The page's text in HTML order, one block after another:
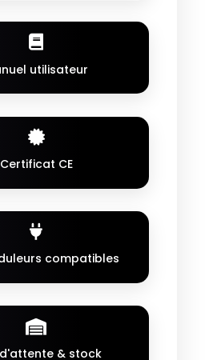
utilisateur
Certificat CE
compatibles
& stock